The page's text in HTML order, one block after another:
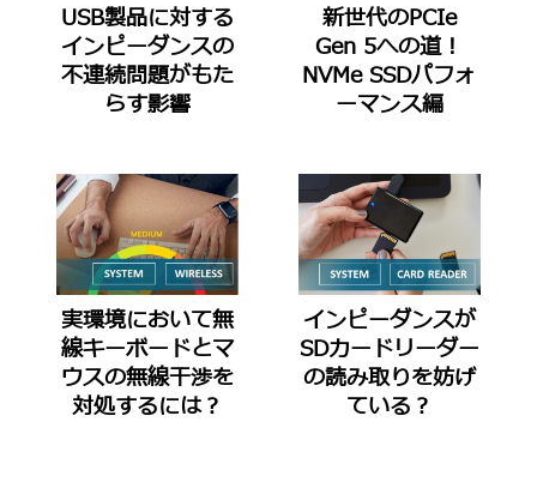
USB製品に対する
インピーダンスの
不連続問題がもた
らす影響
新世代のPCIe
Gen 5への道！
NVMe SSDパフォ
ーマンス編
実環境において無
線キーボードとマ
ウスの無線干渉を
対処するには？
インピーダンスが
SDカードリーダー
の読み取りを妨げ
ている？